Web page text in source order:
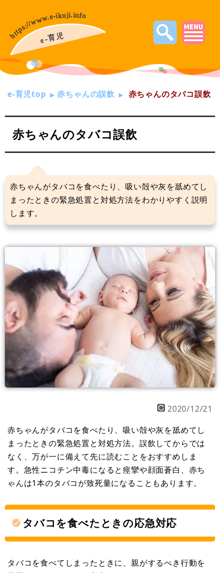
e-育児top 赤ちゃんの誤飲 赤ちゃんのタバコ誤飲
赤ちゃんのタバコ誤飲
赤ちゃんがタバコを食べたり、吸い殻や灰を舐めてし
まったときの緊急処置と対処方法をわかりやすく説明
します。
2020/12/21
赤ちゃんがタバコを食べたり、吸い殻や灰を舐めてし
まったときの緊急処置と対処方法。誤飲してからでは
なく、万が一に備えて先に読むことをおすすめしま
す。急性ニコチン中毒になると痙攣や顔面蒼白、赤ち
ゃんは1本のタバコが致死量になることもあります。
タバコを食べたときの応急対応
タバコを食べてしまったときに、親がするべき行動を